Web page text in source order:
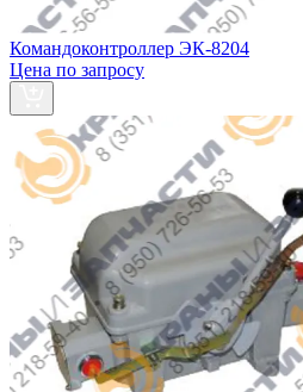
Командоконтроллер ЭК-8204
Цена по запросу